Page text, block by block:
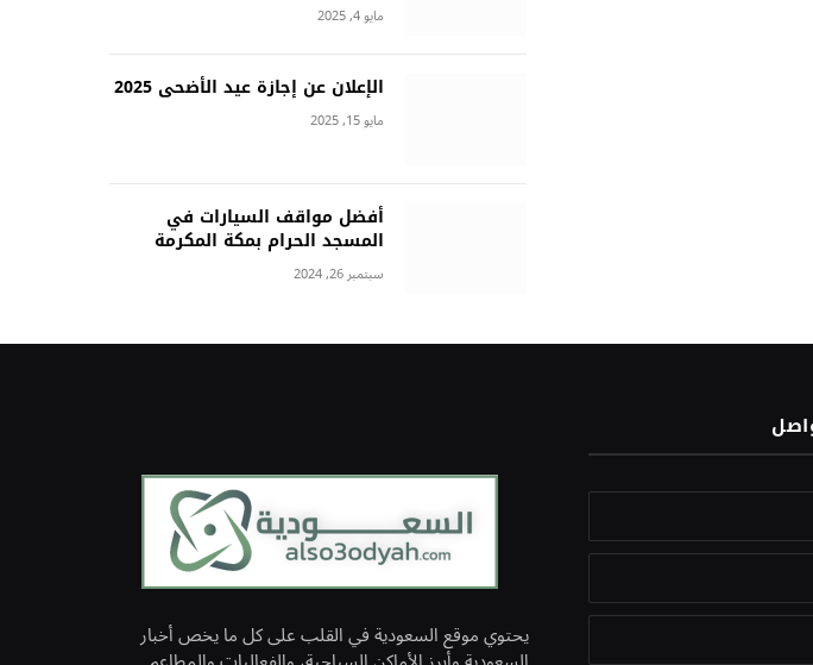
مايو 4, 2025
الإعلان عن إجازة عيد الأضحى 2025
مايو 15, 2025
أفضل مواقف السيارات في
المسجد الحرام بمكة المكرمة
سبتمبر 26, 2024
يحتوي موقع السعودية في القلب على كل ما يخص أخبار